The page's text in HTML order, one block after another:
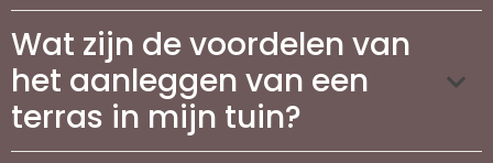
Wat zijn de voordelen van
het aanleggen van een
terras in mijn tuin?